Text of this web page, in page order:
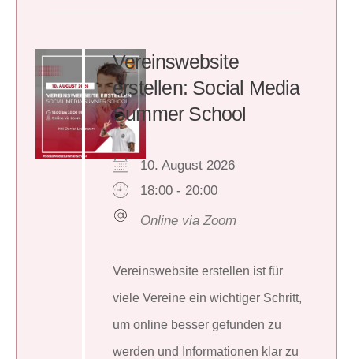
Vereinswebsite
erstellen: Social Media
Summer School
10. August 2026
18:00 - 20:00
Online via Zoom
Vereinswebsite erstellen ist für
viele Vereine ein wichtiger Schritt,
um online besser gefunden zu
werden und Informationen klar zu